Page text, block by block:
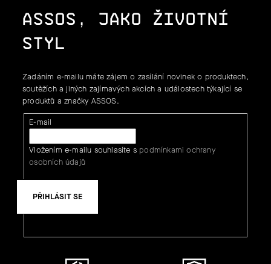
ASSOS, JAKO ŽIVOTNÍ
STYL
Zadáním e-mailu máte zájem o zasílání novinek o produktech,
soutěžích a jiných zajímavých akcích a událostech týkající se
produktů a značky ASSOS.
E-mail
Vložením e-mailu souhlasíte s podmínkami ochrany
osobních údajů
PŘIHLÁSIT SE